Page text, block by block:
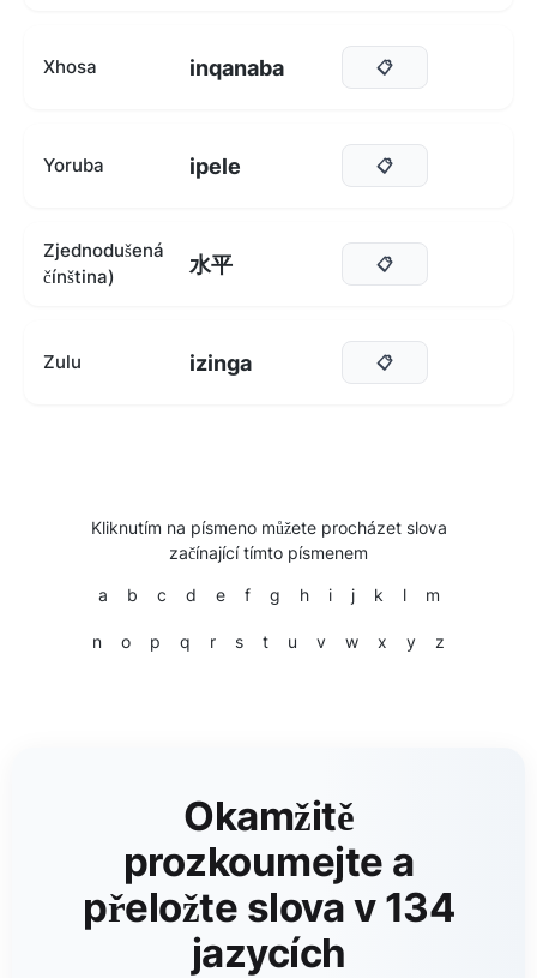
Xhosa inqanaba 📋
Yoruba ipele 📋
Zjednodušená
čínština)
水平 📋
Zulu izinga 📋
Kliknutím na písmeno můžete procházet slova
začínající tímto písmenem
a b c d e f g h i j k l m
n o p q r s t u v w x y z
Okamžitě
prozkoumejte a
přeložte slova v 134
jazycích